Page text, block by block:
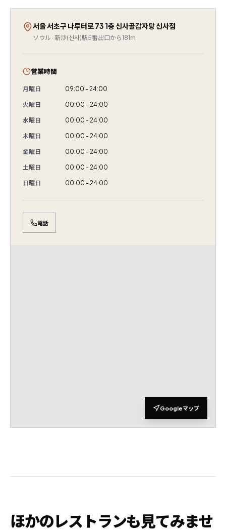
서울 서초구 나루터로 73 1층 신사골감자탕 신사점
ソウル · 新沙(신사)駅5番出口から181m
営業時間
月曜日 09:00 - 24:00
火曜日 00:00 - 24:00
水曜日 00:00 - 24:00
木曜日 00:00 - 24:00
金曜日 00:00 - 24:00
土曜日 00:00 - 24:00
日曜日 00:00 - 24:00
電話
Googleマップ
ほかのレストランも見てみませ